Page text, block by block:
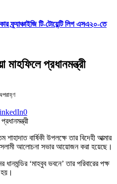
ফ্র্যাঞ্চাইজি টি-টোয়েন্টি লিগ এসএ২০-তে
প্রধানমন্ত্রী
0
বার্ষিকী উপলক্ষে তার বিদেহী আত্মার
আলোচনা সভার আয়োজন করা হয়েছে।
‘মাহবুব ভবনে’ তার পরিবারের পক্ষ